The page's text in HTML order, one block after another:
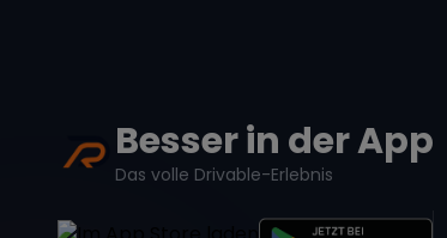
Besser in der App
Das volle Drivable-Erlebnis